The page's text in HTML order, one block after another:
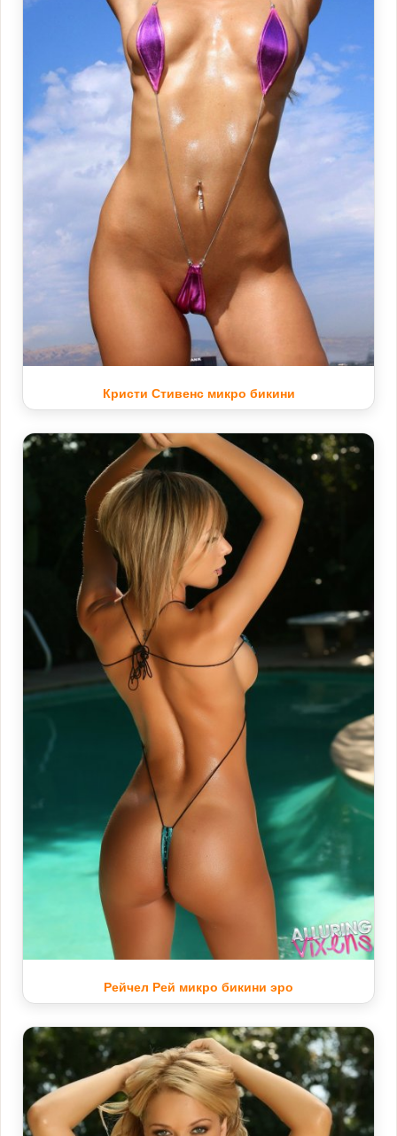
Кристи Стивенс микро бикини
Рейчел Рей микро бикини эро